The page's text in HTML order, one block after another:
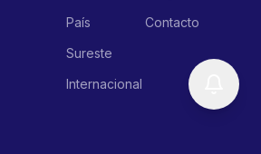
País
Sureste
Internacional
Contacto